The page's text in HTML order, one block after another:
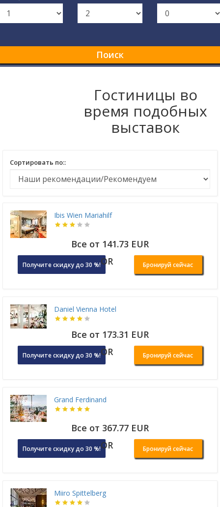
Поиск
Гостиницы во
время подобных
выставок
Сортировать по::
Ibis Wien Mariahilf
Все от 141.73 EUR
Получите скидку до 30 %!OR Бронируй сейчас
Daniel Vienna Hotel
Все от 173.31 EUR
Получите скидку до 30 %!OR Бронируй сейчас
Grand Ferdinand
Все от 367.77 EUR
Получите скидку до 30 %!OR Бронируй сейчас
Miiro Spittelberg